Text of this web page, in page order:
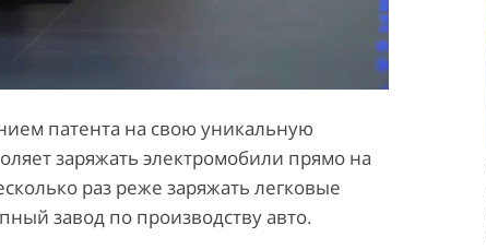
патента на свою уникальную
заряжать электромобили прямо на
раз реже заряжать легковые
завод по производству авто.